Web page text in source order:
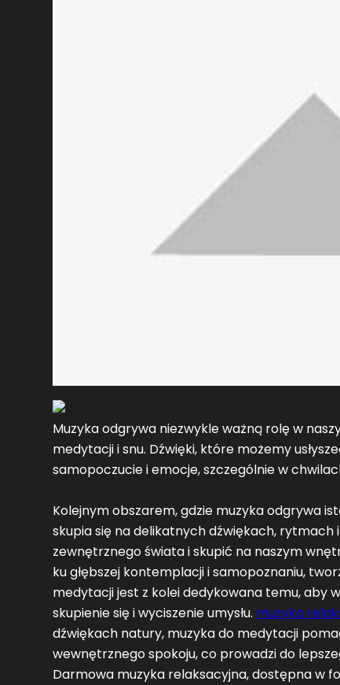
Muzyka odgrywa niezwykle ważną rolę w
medytacji i snu. Dźwięki, które możemy
samopoczucie i emocje, szczególnie w
Kolejnym obszarem, gdzie muzyka odgrywa
skupia się na delikatnych dźwiękach,
zewnętrznego świata i skupić na naszym
ku głębszej kontemplacji i samopoznaniu,
medytacji jest z kolei dedykowana temu, aby
skupienie się i wyciszenie umysłu. muzyka
dźwiękach natury, muzyka do medytacji
wewnętrznego spokoju, co prowadzi do
Darmowa muzyka relaksacyjna, dostępna w